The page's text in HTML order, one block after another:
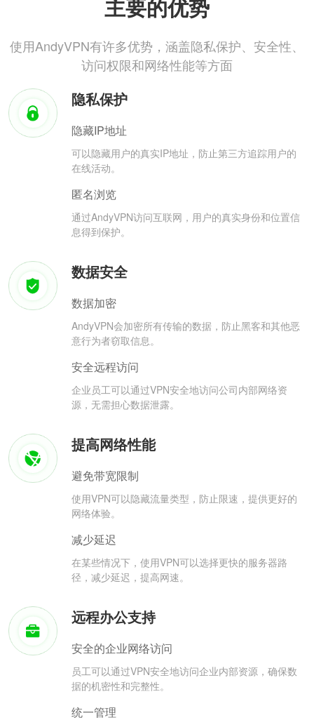
主要的优势
使用AndyVPN有许多优势，涵盖隐私保护、安全性、
访问权限和网络性能等方面
隐私保护
隐藏IP地址
可以隐藏用户的真实IP地址，防止第三方追踪用户的
在线活动。
匿名浏览
通过AndyVPN访问互联网，用户的真实身份和位置信
息得到保护。
数据安全
数据加密
AndyVPN会加密所有传输的数据，防止黑客和其他恶
意行为者窃取信息。
安全远程访问
企业员工可以通过VPN安全地访问公司内部网络资
源，无需担心数据泄露。
提高网络性能
避免带宽限制
使用VPN可以隐藏流量类型，防止限速，提供更好的
网络体验。
减少延迟
在某些情况下，使用VPN可以选择更快的服务器路
径，减少延迟，提高网速。
远程办公支持
安全的企业网络访问
员工可以通过VPN安全地访问企业内部资源，确保数
据的机密性和完整性。
统一管理